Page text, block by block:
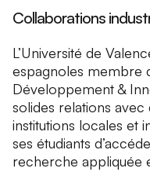
Collaborations
L’Université de
espagnoles membre
Développement &
solides relations
institutions locales et
ses étudiants
recherche appliquée